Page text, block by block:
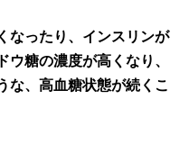
なったり、インスリンが
糖の濃度が高くなり、
な、高血糖状態が続くこ